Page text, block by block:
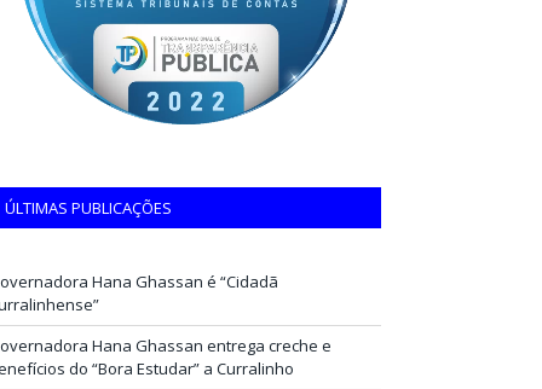
ÚLTIMAS PUBLICAÇÕES
Hana Ghassan é “Cidadã
Hana Ghassan entrega creche e
do “Bora Estudar” a Curralinho